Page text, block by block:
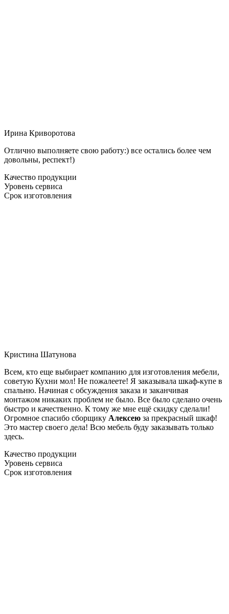
Ирина Криворотова
Отлично выполняете свою работу:) все остались более чем
довольны, респект!)
Качество продукции
Уровень сервиса
Срок изготовления
Кристина Шатунова
Всем, кто еще выбирает компанию для изготовления мебели,
советую Кухни мол! Не пожалеете! Я заказывала шкаф-купе в
спальню. Начиная с обсуждения заказа и заканчивая
монтажом никаких проблем не было. Все было сделано очень
быстро и качественно. К тому же мне ещё скидку сделали!
Огромное спасибо сборщику Алексею за прекрасный шкаф!
Это мастер своего дела! Всю мебель буду заказывать только
здесь.
Качество продукции
Уровень сервиса
Срок изготовления